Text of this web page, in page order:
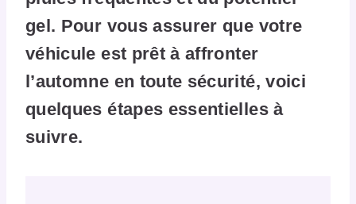
gel. Pour vous assurer que votre
véhicule est prêt à affronter
l’automne en toute sécurité, voici
quelques étapes essentielles à
suivre.